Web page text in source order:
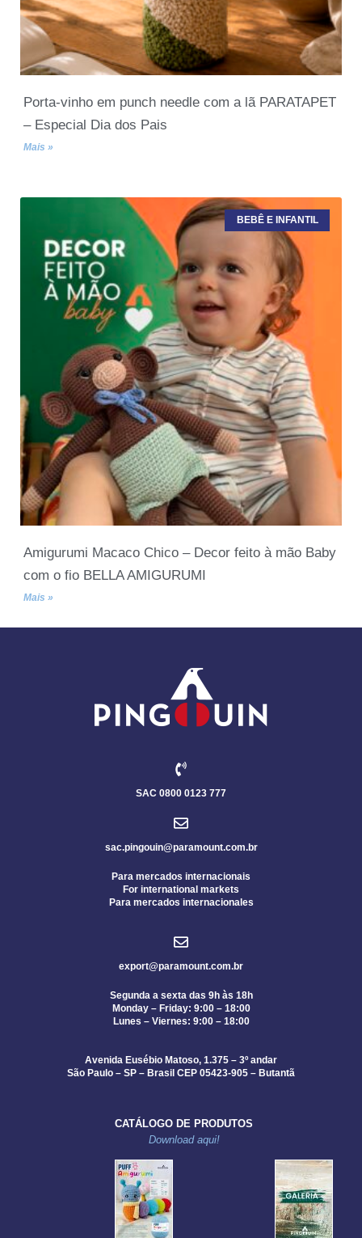
Porta-vinho em punch needle com a lã PARATAPET
– Especial Dia dos Pais
Mais »
BEBÊ E INFANTIL
Amigurumi Macaco Chico – Decor feito à mão Baby
com o fio BELLA AMIGURUMI
Mais »
SAC 0800 0123 777
sac.pingouin@paramount.com.br
Para mercados internacionais
For international markets
Para mercados internacionales
export@paramount.com.br
Segunda a sexta das 9h às 18h
Monday – Friday: 9:00 – 18:00
Lunes – Viernes: 9:00 – 18:00
Avenida Eusébio Matoso, 1.375 – 3º andar
São Paulo – SP – Brasil CEP 05423-905 – Butantã
CATÁLOGO DE PRODUTOS
Download aqui!